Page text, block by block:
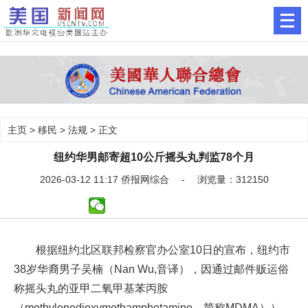
主页 > 移民 > 法规 > 正文
纽约华男邮寄超10公斤摇头丸判监78个月
2026-03-12 11:17 侨报网综合 - 浏览量：312150
根据纽约北区联邦检察官办公室10日的宣布，纽约市
38岁华裔男子吴楠（Nan Wu,音译），因通过邮件贩运俗
称摇头丸的亚甲二氧甲基苯丙胺